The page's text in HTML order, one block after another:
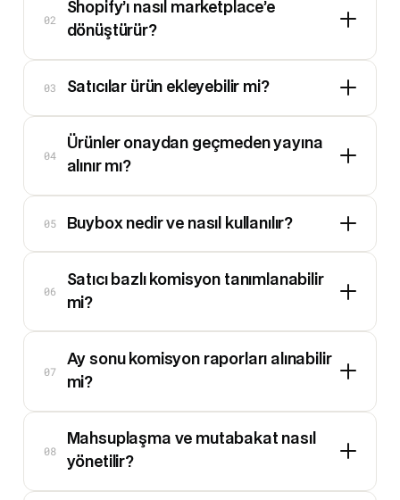
02
Shopify’ı nasıl marketplace’e
dönüştürür?
03 Satıcılar ürün ekleyebilir mi?
04
Ürünler onaydan geçmeden yayına
alınır mı?
05 Buybox nedir ve nasıl kullanılır?
06
Satıcı bazlı komisyon tanımlanabilir
mi?
07
Ay sonu komisyon raporları alınabilir
mi?
08
Mahsuplaşma ve mutabakat nasıl
yönetilir?